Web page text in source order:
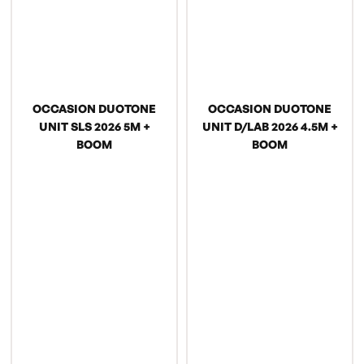
OCCASION DUOTONE
UNIT SLS 2026 5M +
BOOM
OCCASION DUOTONE
UNIT D/LAB 2026 4.5M +
BOOM